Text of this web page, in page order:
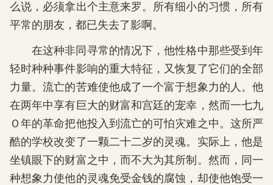
么说，必须拿出个主意来罗。所有细小的习惯，所有
平常的朋友，都已失去了影啊。
在这种非同寻常的情况下，他性格中那些受到年
轻时种种事件影响的重大特征，又恢复了它们的全部
力量。流亡的苦难使他成了一个富于想象力的人。他
在两年中享有巨大的财富和宫廷的宠幸，然而一七九
Ｏ年的革命把他投入到流亡的可怕灾难之中。这所严
酷的学校改变了一颗二十二岁的灵魂。实际上，他是
坐镇眼下的财富之中，而不大为其所制。然而，同一
种想象力使他的灵魂免受金钱的腐蚀，却使他饱受一